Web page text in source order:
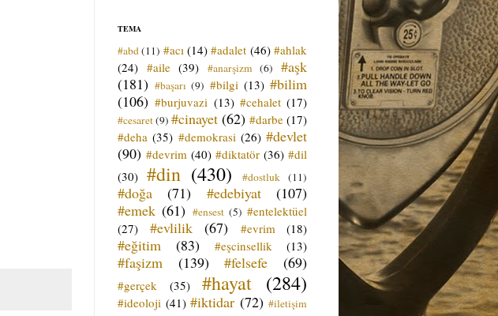
TEMA
#abd (11) #acı (14) #adalet (46) #ahlak
(24) #aile (39) #anarşizm (6)
#aşk
(181) #başarı (9) #bilgi (13) #bilim
(106) #burjuvazi (13) #cehalet (17)
#cesaret(9) #cinayet (62) #darbe (17)
#deha (35) #demokrasi (26) #devlet
(90) #devrim (40) #diktatör (36) #dil
(30) #din (430) #dostluk (11)
#doğa (71) #edebiyat
(107)
#emek (61) #ensest (5) #entelektüel
(27)
#evlilik (67) #evrim (18)
#eğitim (83) #eşcinsellik (13)
#faşizm (139) #felsefe (69)
#gerçek (35) #hayat (284)
#ideoloji (41) #iktidar (72) #iletişim